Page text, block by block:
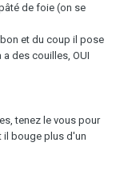
de foie (on se
et du coup il pose
a des couilles, OUI
tenez le vous pour
il bouge plus d'un